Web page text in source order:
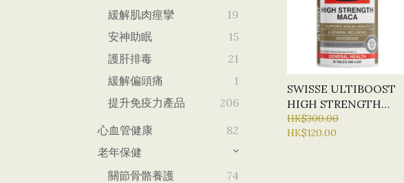
緩解肌肉痙攣
19
安神助眠
15
護肝排毒
21
緩解偏頭痛
1
提升免疫力產品
206
心血管健康
82
老年保健
關節骨骼養護
74
SWISSE ULTIBOOST
HIGH STRENGTH
MACA 高強度瑪卡片劑
X60粒
HK$300.00
HK$120.00